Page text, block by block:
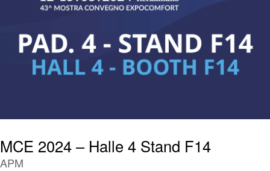
MCE 2024 – Halle 4 Stand F14
APM